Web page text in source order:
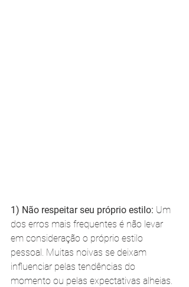
1) Não respeitar seu próprio estilo: Um
dos erros mais frequentes é não levar
em consideração o próprio estilo
pessoal. Muitas noivas se deixam
influenciar pelas tendências do
momento ou pelas expectativas alheias.